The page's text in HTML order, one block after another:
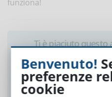
funziona!
Ti è piaciuto questo
newsletter e ricevi
ISCRIVITI
Benvenuto!
preferenze
cookie